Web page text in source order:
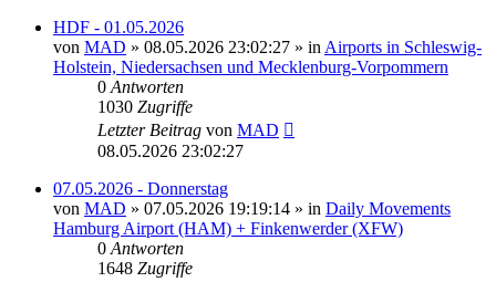
HDF - 01.05.2026
von MAD » 08.05.2026 23:02:27 » in Airports in Schleswig-
Holstein, Niedersachsen und Mecklenburg-Vorpommern
0 Antworten
1030 Zugriffe
Letzter Beitrag von MAD
08.05.2026 23:02:27
07.05.2026 - Donnerstag
von MAD » 07.05.2026 19:19:14 » in Daily Movements
Hamburg Airport (HAM) + Finkenwerder (XFW)
0 Antworten
1648 Zugriffe